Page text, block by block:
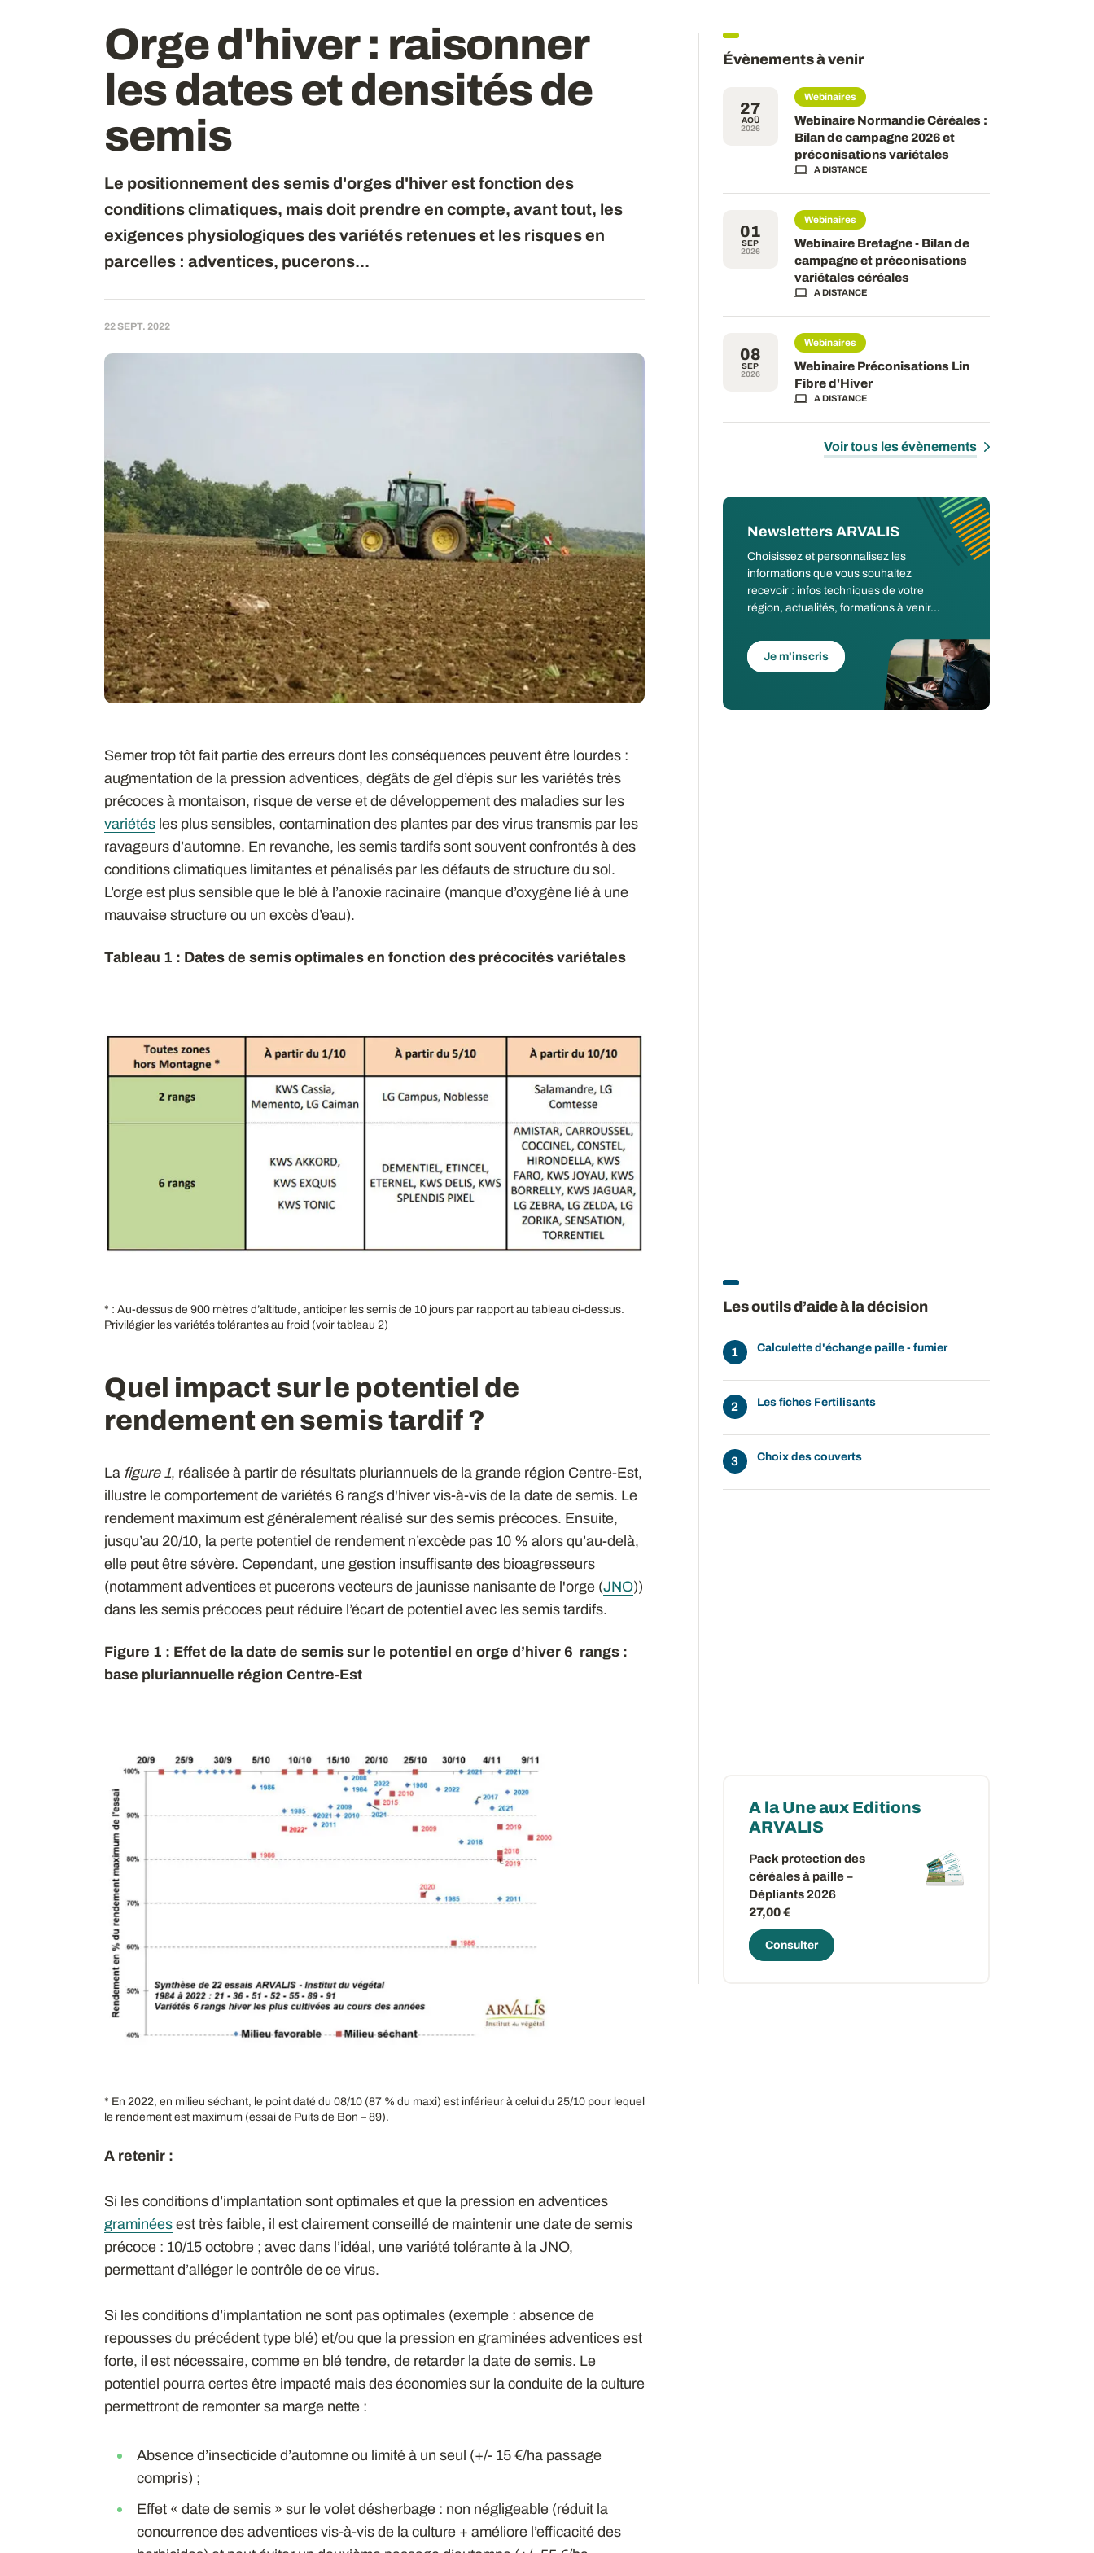
Orge d'hiver : raisonner
les dates et densités de
semis
Le positionnement des semis d'orges d'hiver est fonction des
conditions climatiques, mais doit prendre en compte, avant tout, les
exigences physiologiques des variétés retenues et les risques en
parcelles : adventices, pucerons...
22 SEPT. 2022
Semer trop tôt fait partie des erreurs dont les conséquences peuvent être lourdes :
augmentation de la pression adventices, dégâts de gel d’épis sur les variétés très
précoces à montaison, risque de verse et de développement des maladies sur les
variétésles plus sensibles, contamination des plantes par des virus transmis par les
ravageurs d’automne. En revanche, les semis tardifs sont souvent confrontés à des
conditions climatiques limitantes et pénalisés par les défauts de structure du sol.
L’orge est plus sensible que le blé à l’anoxie racinaire (manque d’oxygène lié à une
mauvaise structure ou un excès d’eau).
Tableau 1 : Dates de semis optimales en fonction des précocités variétales
* : Au-dessus de 900 mètres d’altitude, anticiper les semis de 10 jours par rapport au tableau ci-dessus.
Privilégier les variétés tolérantes au froid (voir tableau 2)
Quel impact sur le potentiel de
rendement en semis tardif ?
La figure 1, réalisée à partir de résultats pluriannuels de la grande région Centre-Est,
illustre le comportement de variétés 6 rangs d'hiver vis-à-vis de la date de semis. Le
rendement maximum est généralement réalisé sur des semis précoces. Ensuite,
jusqu’au 20/10, la perte potentiel de rendement n’excède pas 10 % alors qu’au-delà,
elle peut être sévère. Cependant, une gestion insuffisante des bioagresseurs
(notamment adventices et pucerons vecteurs de jaunisse nanisante de l'orge (JNO))
dans les semis précoces peut réduire l’écart de potentiel avec les semis tardifs.
Figure 1 : Effet de la date de semis sur le potentiel en orge d’hiver 6 rangs :
base pluriannuelle région Centre-Est
* En 2022, en milieu séchant, le point daté du 08/10 (87 % du maxi) est inférieur à celui du 25/10 pour lequel
le rendement est maximum (essai de Puits de Bon – 89).
A retenir :
Si les conditions d’implantation sont optimales et que la pression en adventices
graminéesest très faible, il est clairement conseillé de maintenir une date de semis
précoce : 10/15 octobre ; avec dans l’idéal, une variété tolérante à la JNO,
permettant d’alléger le contrôle de ce virus.
Si les conditions d’implantation ne sont pas optimales (exemple : absence de
repousses du précédent type blé) et/ou que la pression en graminées adventices est
forte, il est nécessaire, comme en blé tendre, de retarder la date de semis. Le
potentiel pourra certes être impacté mais des économies sur la conduite de la culture
permettront de remonter sa marge nette :
Absence d’insecticide d’automne ou limité à un seul (+/- 15 €/ha passage
compris) ;
Effet « date de semis » sur le volet désherbage : non négligeable (réduit la
concurrence des adventices vis-à-vis de la culture + améliore l’efficacité des
Évènements à venir
27
AOÛ
2026
Webinaires
Webinaire Normandie Céréales :
Bilan de campagne 2026 et
préconisations variétales
A DISTANCE
01
SEP
2026
Webinaires
Webinaire Bretagne - Bilan de
campagne et préconisations
variétales céréales
A DISTANCE
08
SEP
2026
Webinaires
Webinaire Préconisations Lin
Fibre d'Hiver
A DISTANCE
Voir tous les évènements
Newsletters ARVALIS
Choisissez et personnalisez les
informations que vous souhaitez
recevoir : infos techniques de votre
région, actualités, formations à venir...
Je m'inscris
Les outils d’aide à la décision
Calculette d'échange paille - fumier
Les fiches Fertilisants
Choix des couverts
A la Une aux Editions
ARVALIS
Pack protection des
céréales à paille –
Dépliants 2026
27,00 €
Consulter